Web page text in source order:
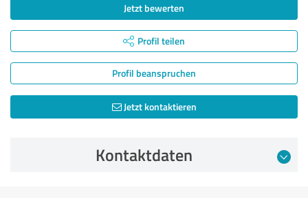
Jetzt bewerten
Profil teilen
Profil beanspruchen
Jetzt kontaktieren
Kontaktdaten